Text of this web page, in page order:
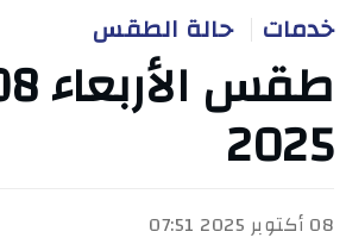
خدمات حالة الطقس
2025
08 أكتوبر 2025 07:51